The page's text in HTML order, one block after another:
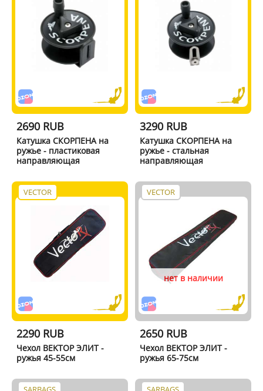
2690 RUB
Катушка СКОРПЕНА на
ружье - пластиковая
направляющая
3290 RUB
Катушка СКОРПЕНА на
ружье - стальная
направляющая
VECTOR
2290 RUB
Чехол BEKTОР ЭЛИТ -
ружья 45-55см
VECTOR
нет в наличии
2650 RUB
Чехол BEKTОР ЭЛИТ -
ружья 65-75см